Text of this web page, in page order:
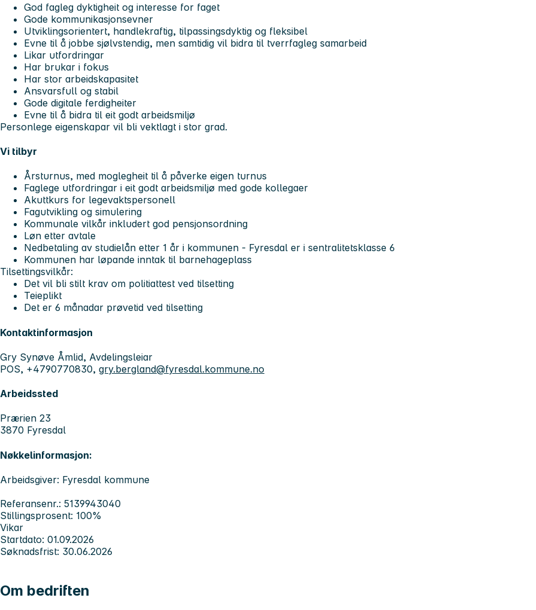
God fagleg dyktigheit og interesse for faget
Gode kommunikasjonsevner
Utviklingsorientert, handlekraftig, tilpassingsdyktig og fleksibel
Evne til å jobbe sjølvstendig, men samtidig vil bidra til tverrfagleg samarbeid
Likar utfordringar
Har brukar i fokus
Har stor arbeidskapasitet
Ansvarsfull og stabil
Gode digitale ferdigheiter
Evne til å bidra til eit godt arbeidsmiljø
Personlege eigenskapar vil bli vektlagt i stor grad.
Vi tilbyr
Årsturnus, med moglegheit til å påverke eigen turnus
Faglege utfordringar i eit godt arbeidsmiljø med gode kollegaer
Akuttkurs for legevaktspersonell
Fagutvikling og simulering
Kommunale vilkår inkludert god pensjonsordning
Løn etter avtale
Nedbetaling av studielån etter 1 år i kommunen - Fyresdal er i sentralitetsklasse 6
Kommunen har løpande inntak til barnehageplass
Tilsettingsvilkår:
Det vil bli stilt krav om politiattest ved tilsetting
Teieplikt
Det er 6 månadar prøvetid ved tilsetting
Kontaktinformasjon
Gry Synøve Åmlid, Avdelingsleiar
POS, +4790770830, gry.bergland@fyresdal.kommune.no
Arbeidssted
Prærien 23
3870 Fyresdal
Nøkkelinformasjon:
Arbeidsgiver: Fyresdal kommune
Referansenr.: 5139943040
Stillingsprosent: 100%
Vikar
Startdato: 01.09.2026
Søknadsfrist: 30.06.2026
Om bedriften